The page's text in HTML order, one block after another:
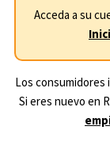
Acceda a su
Los consumidores
Si eres nuevo en